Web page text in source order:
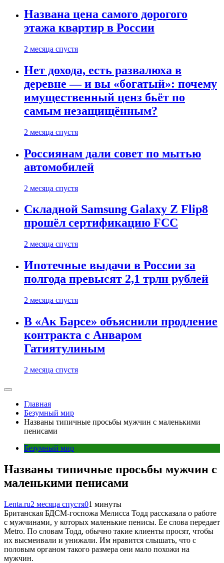
Названа цена самого дорогого
этажа квартир в России
2 месяца спустя
Нет дохода, есть развалюха в
деревне — и вы «богатый»: почему
имущественный ценз бьёт по
самым незащищённым?
2 месяца спустя
Россиянам дали совет по мытью
автомобилей
2 месяца спустя
Складной Samsung Galaxy Z Flip8
прошёл сертификацию FCC
2 месяца спустя
Ипотечные выдачи в России за
полгода превысят 2,1 трлн рублей
2 месяца спустя
В «Ак Барсе» объяснили продление
контракта с Анваром
Гатиятулиным
2 месяца спустя
Главная
Безумный мир
Названы типичные просьбы мужчин с маленькими
пенисами
Безумный мир
Названы типичные просьбы мужчин с
маленькими пенисами
Lenta.ru2 месяца спустя01 минуты
Британская БДСМ-госпожа Мелисса Тодд рассказала о работе
с мужчинами, у которых маленькие пенисы. Ее слова передает
Metro. По словам Тодд, обычно такие клиенты просят, чтобы
их высмеивали и унижали. Им нравится слышать, что с
половым органом такого размера они мало похожи на
мужчин.